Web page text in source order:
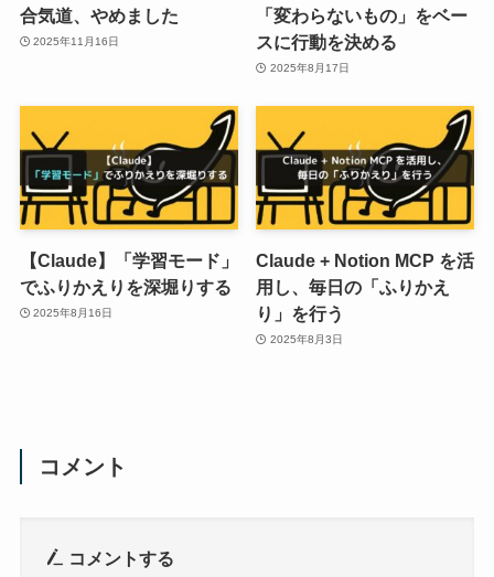
合気道、やめました
2025年11月16日
「変わらないもの」をベー
スに行動を決める
2025年8月17日
【Claude】「学習モード」
でふりかえりを深堀りする
2025年8月16日
Claude + Notion MCP を活
用し、毎日の「ふりかえ
り」を行う
2025年8月3日
コメント
コメントする